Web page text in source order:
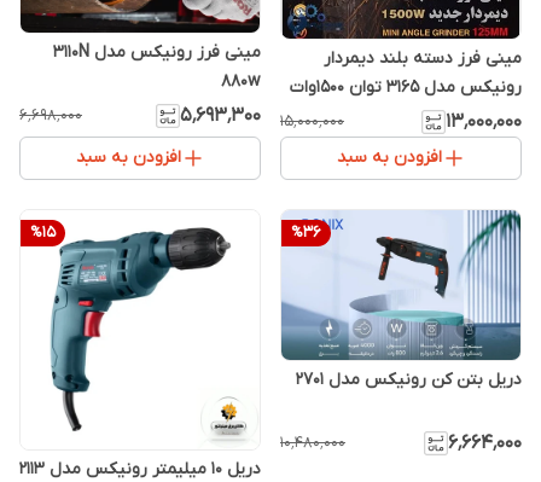
مینی فرز دسته بلند دیمردار
رونیکس مدل 3165 توان 1500وات
۱۳٬۰۰۰٬۰۰۰ ۱۵٬۰۰۰٬۰۰۰
افزودن به سبد
مینی فرز رونیکس مدل 3110N
880w
۵٬۶۹۳٬۳۰۰ ۶٬۶۹۸٬۰۰۰
افزودن به سبد
%36
دریل بتن کن رونیکس مدل 2701
۶٬۶۶۴٬۰۰۰ ۱۰٬۴۸۰٬۰۰۰
%15
دریل 10 میلیمتر رونیکس مدل 2113